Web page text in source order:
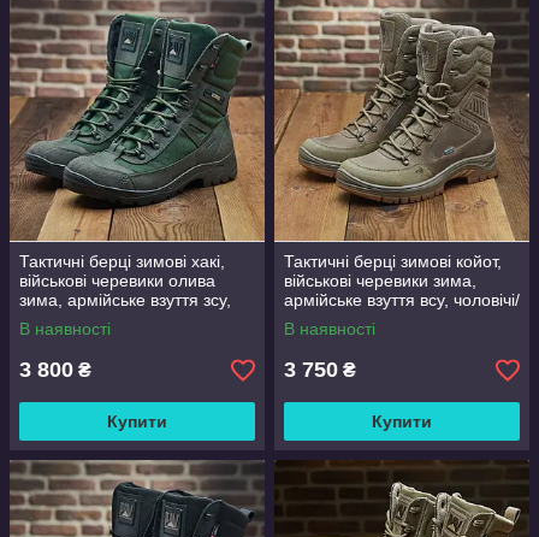
Тактичні берці зимові хакі,
військові черевики олива
зима, армійське взуття зсу,
чоловічі/жіночі, розмір 36-47
В наявності
3 800 ₴
Купити
Тактичні берці зимові койот,
військові черевики зима,
армійське взуття всу, чоловічі/
жіночі, розмір 36-47
В наявності
3 750 ₴
Купити